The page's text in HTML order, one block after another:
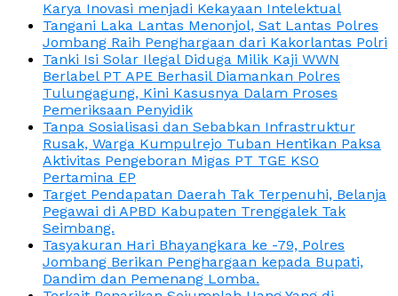
Karya Inovasi menjadi Kekayaan Intelektual
Tangani Laka Lantas Menonjol, Sat Lantas Polres
Jombang Raih Penghargaan dari Kakorlantas Polri
Tanki Isi Solar Ilegal Diduga Milik Kaji WWN
Berlabel PT APE Berhasil Diamankan Polres
Tulungagung, Kini Kasusnya Dalam Proses
Pemeriksaan Penyidik
Tanpa Sosialisasi dan Sebabkan Infrastruktur
Rusak, Warga Kumpulrejo Tuban Hentikan Paksa
Aktivitas Pengeboran Migas PT TGE KSO
Pertamina EP
Target Pendapatan Daerah Tak Terpenuhi, Belanja
Pegawai di APBD Kabupaten Trenggalek Tak
Seimbang.
Tasyakuran Hari Bhayangkara ke -79, Polres
Jombang Berikan Penghargaan kepada Bupati,
Dandim dan Pemenang Lomba.